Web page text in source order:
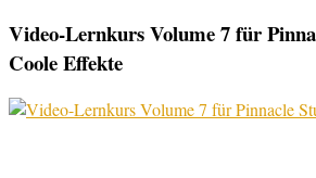
Video-Lernkurs Volume 7 für
Coole Effekte